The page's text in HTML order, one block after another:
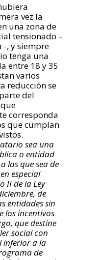
vez la
una zona de
tensionado –
-, y siempre
tenga una
entre 18 y 35
varios
reducción se
del
corresponda
que cumplan
sea una
o entidad
las que sea de
especial
II de la Ley
de
entidades sin
los incentivos
que destine
social con
inferior a la
de